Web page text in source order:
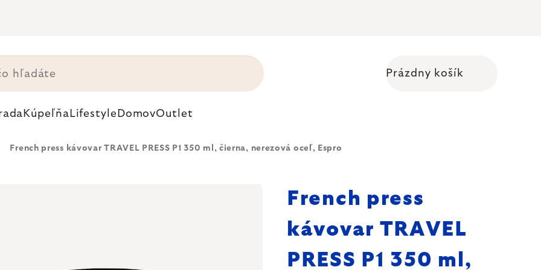
Prázdny košík
Kúpeľňa Lifestyle DomovOutlet
French press kávovar TRAVEL PRESS P1 350 ml, čierna, nerezová oceľ, Espro
French press
kávovar TRAVEL
PRESS P1 350 ml,